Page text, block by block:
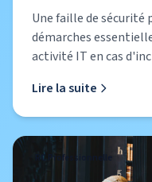
Une faille de sécurité
démarches
activité IT en cas
Lire la suite
RC Professionnelle